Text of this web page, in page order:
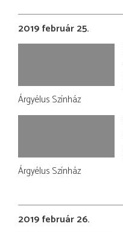
2019 február 25.
Árgyélus Színház
Árgyélus Színház
2019 február 26.